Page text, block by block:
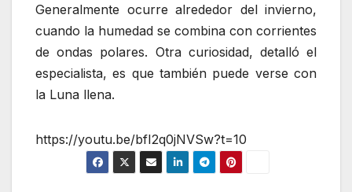
Generalmente ocurre alrededor del invierno,
cuando la humedad se combina con corrientes
de ondas polares. Otra curiosidad, detalló el
especialista, es que también puede verse con
la Luna llena.
https://youtu.be/bfI2q0jNVSw?t=10